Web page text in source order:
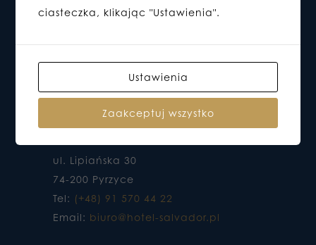
HOTEL DO KTÓREGO CHCESZ WRACAĆ
ul. Lipiańska 30
74-200 Pyrzyce
Tel: (+48) 91 570 44 22
Email: biuro@hotel-salvador.pl
ciasteczka, klikając "Ustawienia".
Ustawienia
Zaakceptuj wszystko